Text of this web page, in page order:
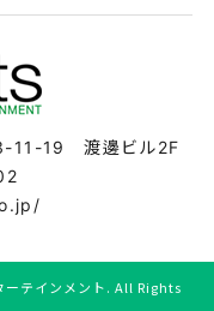
11-19 渡邊ビル2F
ーテインメント. All Rights